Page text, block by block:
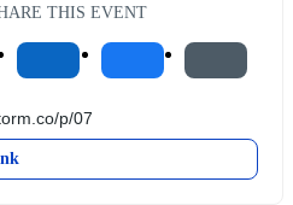
THIS EVENT